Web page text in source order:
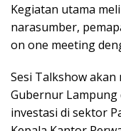
Kegiatan utama
narasumber,
on one meeting
Sesi Talkshow
Gubernur
investasi di sektor